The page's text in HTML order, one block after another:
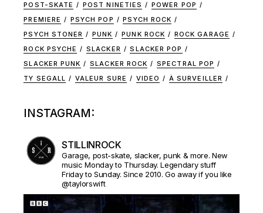
POST-SKATE
POST NINETIES
POWER POP
PREMIERE
PSYCH POP
PSYCH ROCK
PSYCH STONER
PUNK PUNK ROCK
ROCK GARAGE
ROCK PSYCHE
SLACKER
SLACKER POP
SLACKER PUNK
SLACKER ROCK
SPECTRAL POP
TY SEGALL
VALEUR SURE VIDEO À SURVEILLER
INSTAGRAM:
STILLINROCK
Garage, post-skate, slacker, punk & more. New
music Monday to Thursday. Legendary stuff
Friday to Sunday. Since 2010. Go away if you like
@taylorswift